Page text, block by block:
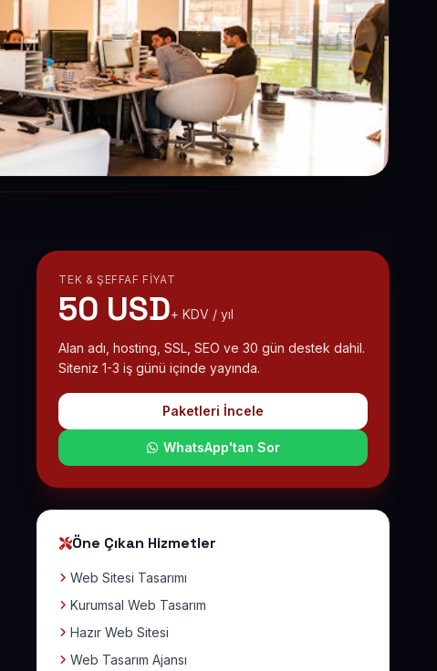
TEK & ŞEFFAF FIYAT
50 USD+ KDV / yıl
Alan adı, hosting, SSL, SEO ve 30 gün destek dahil.
Siteniz 1-3 iş günü içinde yayında.
Paketleri İncele
WhatsApp'tan Sor
Öne Çıkan Hizmetler
Web Sitesi Tasarımı
Kurumsal Web Tasarım
Hazır Web Sitesi
Web Tasarım Ajansı